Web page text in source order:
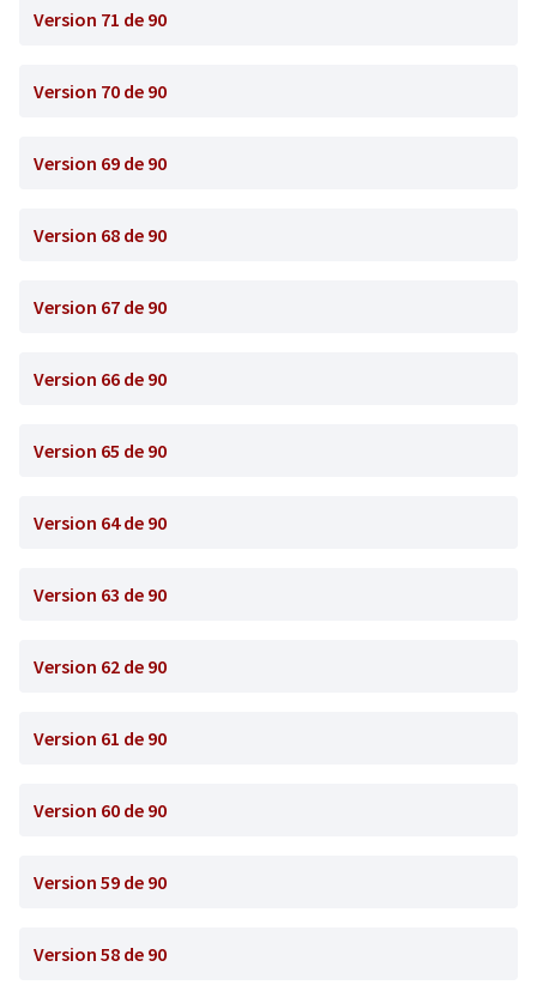
Version 71 de 90
Version 70 de 90
Version 69 de 90
Version 68 de 90
Version 67 de 90
Version 66 de 90
Version 65 de 90
Version 64 de 90
Version 63 de 90
Version 62 de 90
Version 61 de 90
Version 60 de 90
Version 59 de 90
Version 58 de 90